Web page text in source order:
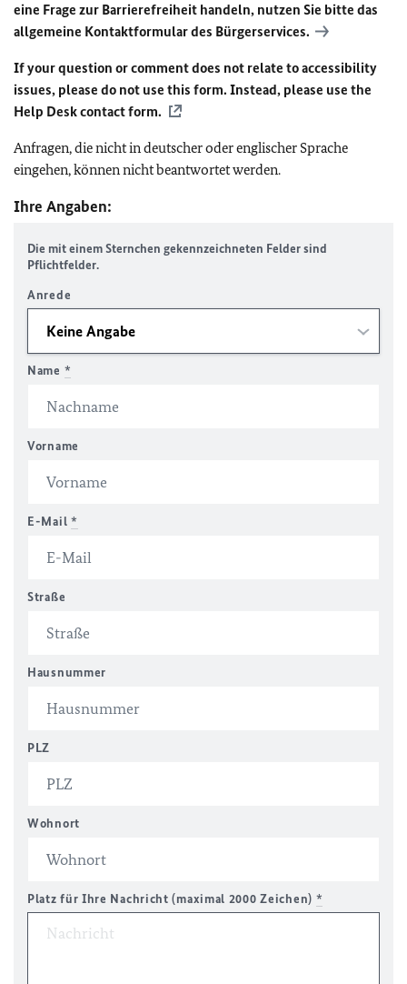
eine Frage zur Barrierefreiheit handeln, nutzen Sie bitte das
allgemeine Kontaktformular des Bürgerservices.
If your question or comment does not relate to accessibility
issues, please do not use this form. Instead, please use the
Help Desk contact form.
Anfragen, die nicht in deutscher oder englischer Sprache
eingehen, können nicht beantwortet werden.
Ihre Angaben:
Die mit einem Sternchen gekennzeichneten Felder sind
Pflichtfelder.
Anrede
Name *
Vorname
E-Mail *
Straße
Hausnummer
PLZ
Wohnort
Platz für Ihre Nachricht (maximal 2000 Zeichen) *